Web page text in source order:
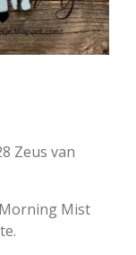
Zeus van
Mist